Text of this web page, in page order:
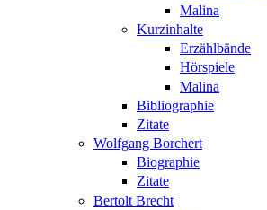
Malina
Kurzinhalte
Erzählbände
Hörspiele
Malina
Bibliographie
Zitate
Wolfgang Borchert
Biographie
Zitate
Bertolt Brecht